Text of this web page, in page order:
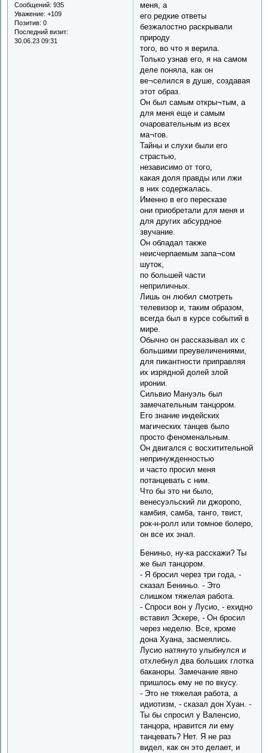
Сообщений: 935
Уважение: +109
Позитив: 0
Последний визит:
30.06.23 09:31
меня, а
его редкие ответы
безжалостно раскрывали
природу
того, во что я верила.
Только узнав его, я на самом
деле поняла, как он
ве¬селился в душе, создавая
этот образ.
Он был самым откры¬тым, а
для меня еще и самым
очаровательным из всех
ма¬гов.
Тайны и слухи были его
страстью,
независимо от того,
какая доля правды или лжи
в них содержалась.
Именно в его пересказе
они приобретали для меня и
для других абсурдное
звучание.
Он обладал также
неисчерпаемым запа¬сом
шуток,
по большей части
неприличных.
Лишь он любил смотреть
телевизор и, таким образом,
всегда был в курсе событий в
мире.
Обычно он рассказывал их с
большими преувеличениями,
для пикантности приправляя
их изрядной долей злой
иронии.
Сильвио Мануэль был
замечательным танцором.
Его знание индейских
магических танцев было
просто феноменальным.
Он двигался с восхитительной
непринужденностью
и часто просил меня
потанцевать с ним.
Что бы это ни было,
венесуэльский ли джоропо,
камбия, самба, танго, твист,
рок-н-ролл или томное болеро,
он все их знал.
Бениньо, ну-ка расскажи? Ты
же был танцором.
- Я бросил через три года, -
сказал Бениньо. - Это
слишком тяжелая работа.
- Спроси вон у Лусио, - ехидно
вставил Эскере, - Он бросил
через неделю. Все, кроме
дона Хуана, засмеялись.
Лусио натянуто улыбнулся и
отхлебнул два больших глотка
баканоры. Замечание явно
пришлось ему не по вкусу.
- Это не тяжелая работа, а
идиотизм, - сказал дон Хуан. -
Ты бы спросил у Валенсио,
танцора, нравится ли ему
танцевать? Нет. Я не раз
видел, как он это делает, и